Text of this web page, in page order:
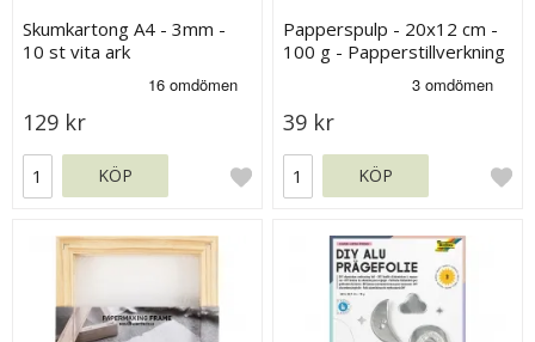
Skumkartong A4 - 3mm -
10 st vita ark
129 kr
KÖP
Papperspulp - 20x12 cm -
100 g - Papperstillverkning
39 kr
KÖP